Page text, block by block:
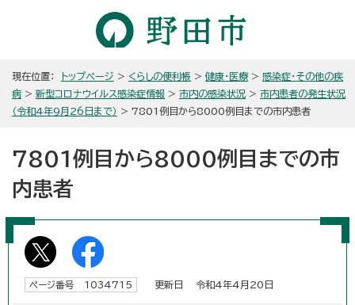
現在位置： トップページ > くらしの便利帳 > 健康・医療 > 感染症・その他の疾
病 > 新型コロナウイルス感染症情報 > 市内の感染状況 > 市内患者の発生状況
（令和4年9月26日まで） > 7801例目から8000例目までの市内患者
7801例目から8000例目までの市
内患者
ページ番号 1034715 更新日 令和4年4月20日